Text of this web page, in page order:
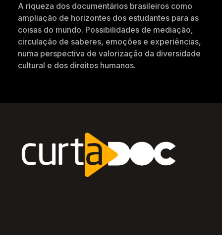
A riqueza dos documentários brasileiros como
ampliação de horizontes dos estudantes para as
coisas do mundo. Possibilidades de mediação,
circulação de saberes, emoções e experiências,
numa perspectiva de valorização da diversidade
cultural e dos direitos humanos.